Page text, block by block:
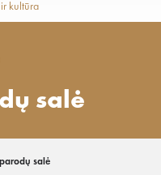
kultūra
salė
salė